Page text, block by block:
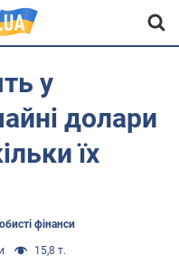
у
долари
їх
фінанси
15,8 т.